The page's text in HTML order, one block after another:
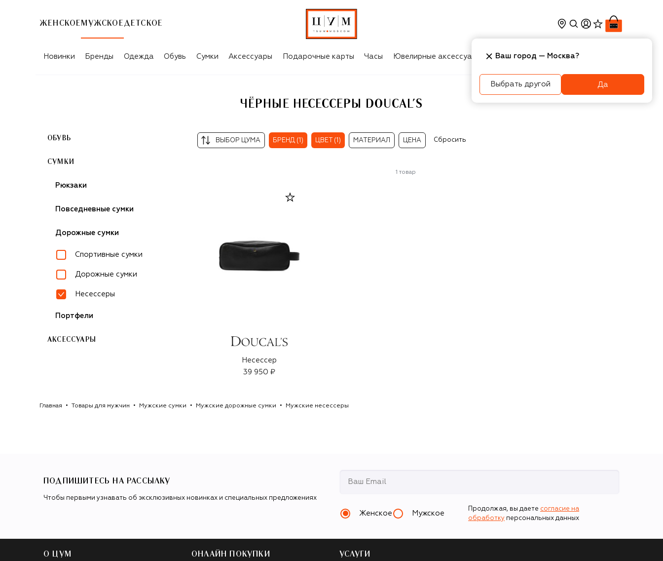
ЖЕНСКОЕ МУЖСКОЕ ДЕТСКОЕ
ЧЁРНЫЕ НЕСЕССЕРЫ DOUCAL'S
Новинки Бренды Одежда Обувь Сумки Аксессуары Подарочные карты Часы Ювелирные аксессуары Косметика Интерьер
ЧЁРНЫЕ НЕСЕССЕРЫ DOUCAL'S
ОБУВЬ
СУМКИ
Рюкзаки
Повседневные сумки
Дорожные сумки
Спортивные сумки
Дорожные сумки
Несессеры
Портфели
АКСЕССУАРЫ
ВЫБОР ЦУМА БРЕНД (1) ЦВЕТ (1) МАТЕРИАЛ ЦЕНА Сбросить
1 товар
Несессер
39 950 ₽
Главная Товары для мужчин Мужские сумки Мужские дорожные сумки Мужские несессеры
ПОДПИШИТЕСЬ НА РАССЫЛКУ
Чтобы первыми узнавать об эксклюзивных новинках и специальных предложениях
Женское Мужское
Продолжая, вы даете согласие на
обработку персональных данных
О ЦУМ ОНЛАЙН ПОКУПКИ УСЛУГИ
Ваш город — Москва?
Выбрать другой Да